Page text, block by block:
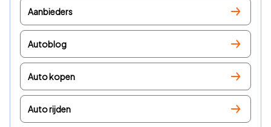
Aanbieders
Autoblog
Auto kopen
Auto rijden